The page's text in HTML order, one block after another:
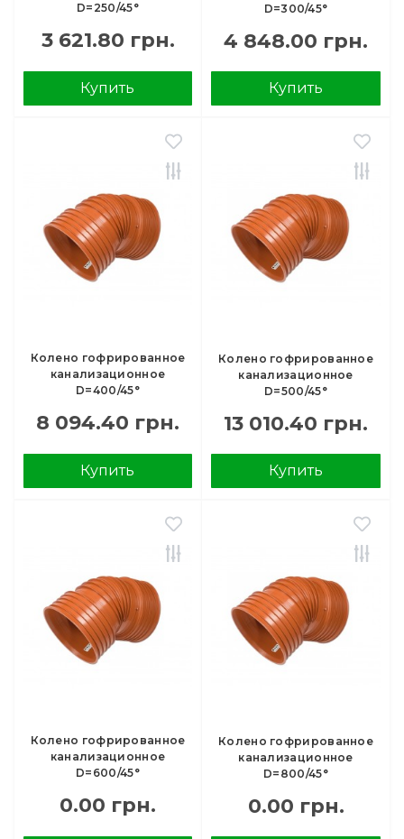
D=250/45°
3 621.80 грн.
Купить
D=300/45°
4 848.00 грн.
Купить
Колено гофрированное
канализационное
D=400/45°
8 094.40 грн.
Купить
Колено гофрированное
канализационное
D=500/45°
13 010.40 грн.
Купить
Колено гофрированное
канализационное
D=600/45°
0.00 грн.
Колено гофрированное
канализационное
D=800/45°
0.00 грн.